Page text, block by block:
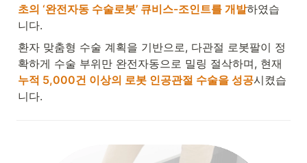
초의 ‘완전자동 수술로봇’ 큐비스-조인트를 개발하였습
니다.
환자 맞춤형 수술 계획을 기반으로, 다관절 로봇팔이 정
확하게 수술 부위만 완전자동으로 밀링 절삭하며, 현재
누적 5,000건 이상의 로봇 인공관절 수술을 성공시켰습
니다.